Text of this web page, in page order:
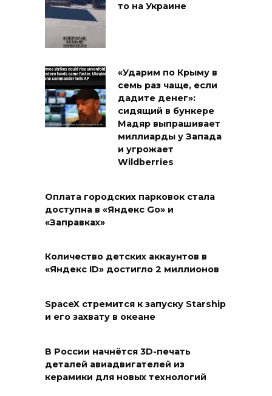
то на Украине
«Ударим по Крыму в
семь раз чаще, если
дадите денег»:
сидящий в бункере
Мадяр выпрашивает
миллиарды у Запада
и угрожает
Wildberries
Оплата городских парковок стала
доступна в «Яндекс Go» и
«Заправках»
Количество детских аккаунтов в
«Яндекс ID» достигло 2 миллионов
SpaceX стремится к запуску Starship
и его захвату в океане
В России начнётся 3D-печать
деталей авиадвигателей из
керамики для новых технологий